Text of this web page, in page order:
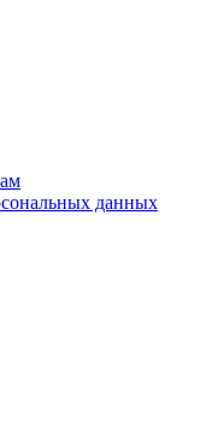
данных